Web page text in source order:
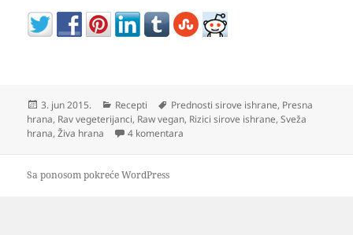
Objavljeno
3. jun 2015. Kategorije
Recepti Oznake
Prednosti sirove ishrane, Presna
hrana, Rav vegeterijanci, Raw vegan, Rizici sirove ishrane,Sveža
hrana,Živa hrana 4 komentara
Sa ponosom pokreće WordPress